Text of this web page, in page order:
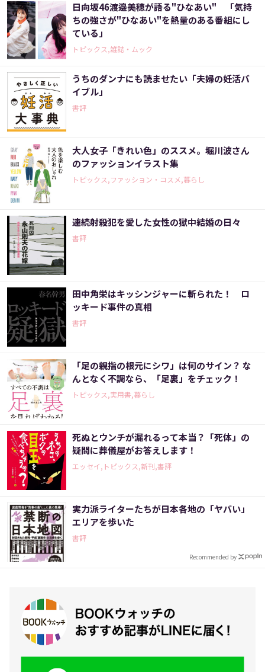
日向坂46渡邉美穂が語る"ひなあい" 「気持
ちの強さが"ひなあい"を熱量のある番組にし
ている」
トピックス,雑誌・ムック
うちのダンナにも読ませたい「夫婦の妊活バ
イブル」
書評
大人女子「きれい色」のススメ。堀川波さん
のファッションイラスト集
トピックス,ファッション・コスメ,暮らし
連続射殺犯を愛した女性の獄中結婚の日々
書評
田中角栄はキッシンジャーに斬られた！ ロ
ッキード事件の真相
書評
「足の親指の根元にシワ」は何のサイン？ な
んとなく不調なら、「足裏」をチェック！
トピックス,実用書,暮らし
死ぬとウンチが漏れるって本当？「死体」の
疑問に葬儀屋がお答えします！
エッセイ,トピックス,新刊,書評
実力派ライターたちが日本各地の「ヤバい」
エリアを歩いた
書評
Recommended by